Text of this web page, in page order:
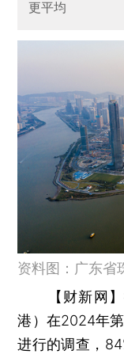
更平均
资料图：广东省
【财新网】
港）在2024年
进行的调查，